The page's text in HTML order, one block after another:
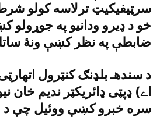
سرټيفيکيټ ترلاسه کولو
خو د ډيرو ودانيو په جوړولو
ضابطې په نظر کښې ونۀ
د سندهـ بلډنګ کنټرول
اے) ډپټى ډائريکټر نديم خان
سره خبرو کښې ووئيل چې د